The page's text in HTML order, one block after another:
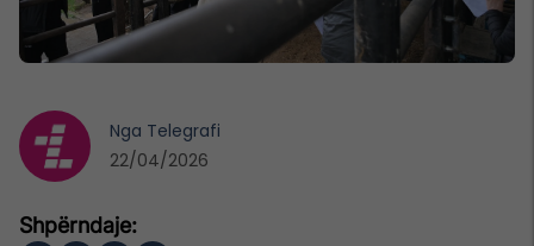
Nga Telegrafi
22/04/2026